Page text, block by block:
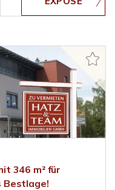
346 m² für
Bestlage!